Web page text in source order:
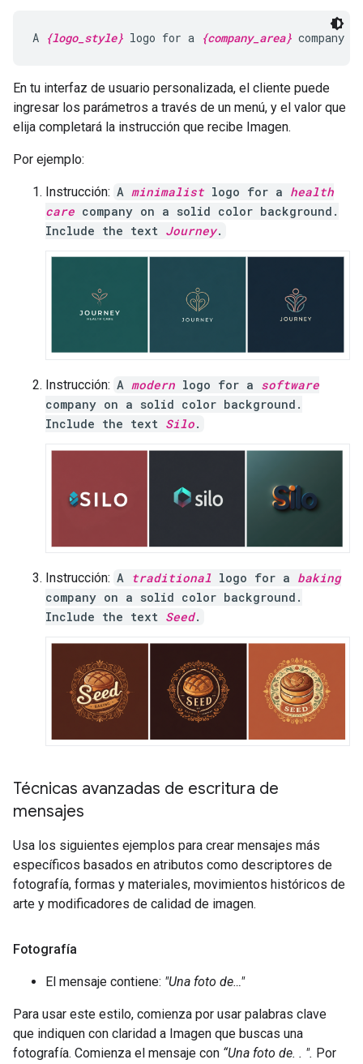
A {logo_style} logo for a {company_area} company
En tu interfaz de usuario personalizada, el cliente puede
ingresar los parámetros a través de un menú, y el valor que
elija completará la instrucción que recibe Imagen.
Por ejemplo:
Instrucción: A minimalist logo for a health
care company on a solid color background.
Include the text Journey.
Instrucción: A modern logo for a software
company on a solid color background.
Include the text Silo.
Instrucción: A traditional logo for a baking
company on a solid color background.
Include the text Seed.
Técnicas avanzadas de escritura de
mensajes
Usa los siguientes ejemplos para crear mensajes más
específicos basados en atributos como descriptores de
fotografía, formas y materiales, movimientos históricos de
arte y modificadores de calidad de imagen.
Fotografía
El mensaje contiene: "Una foto de…"
Para usar este estilo, comienza por usar palabras clave
que indiquen con claridad a Imagen que buscas una
fotografía. Comienza el mensaje con “Una foto de. . ". Por